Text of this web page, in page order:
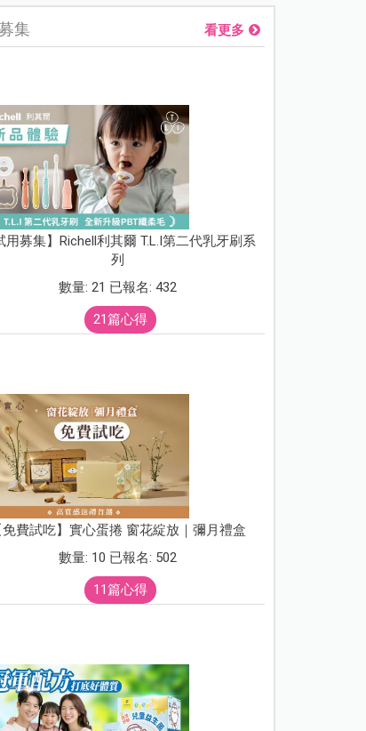
集 看更多
用募集】Richell利其爾 T.L.I第二代乳牙刷系
列
數量: 21 已報名: 432
21篇心得
免費試吃】實心蛋捲 窗花綻放｜彌月禮盒
數量: 10 已報名: 502
11篇心得